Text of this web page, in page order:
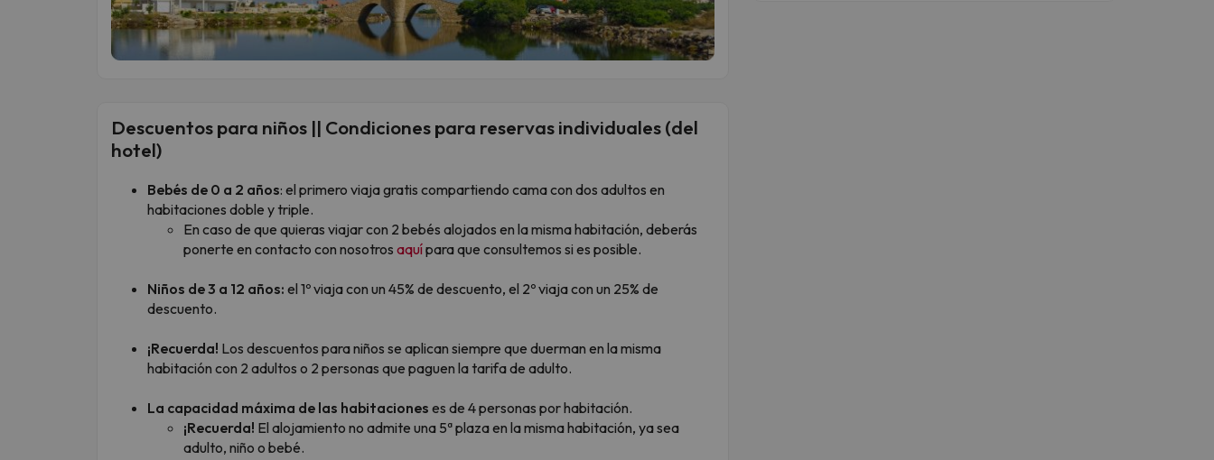
Descuentos para niños || Condiciones para reservas individuales (del
hotel)
Bebés de 0 a 2 años: el primero viaja gratis compartiendo cama con dos adultos en
habitaciones doble y triple.
En caso de que quieras viajar con 2 bebés alojados en la misma habitación, deberás
ponerte en contacto con nosotros aquípara que consultemos si es posible.
Niños de 3 a 12 años: el 1º viaja con un 45% de descuento, el 2º viaja con un 25% de
descuento.
¡Recuerda! Los descuentos para niños se aplican siempre que duerman en la misma
habitación con 2 adultos o 2 personas que paguen la tarifa de adulto.
La capacidad máxima de las habitaciones es de 4 personas por habitación.
¡Recuerda! El alojamiento no admite una 5ª plaza en la misma habitación, ya sea
adulto, niño o bebé.